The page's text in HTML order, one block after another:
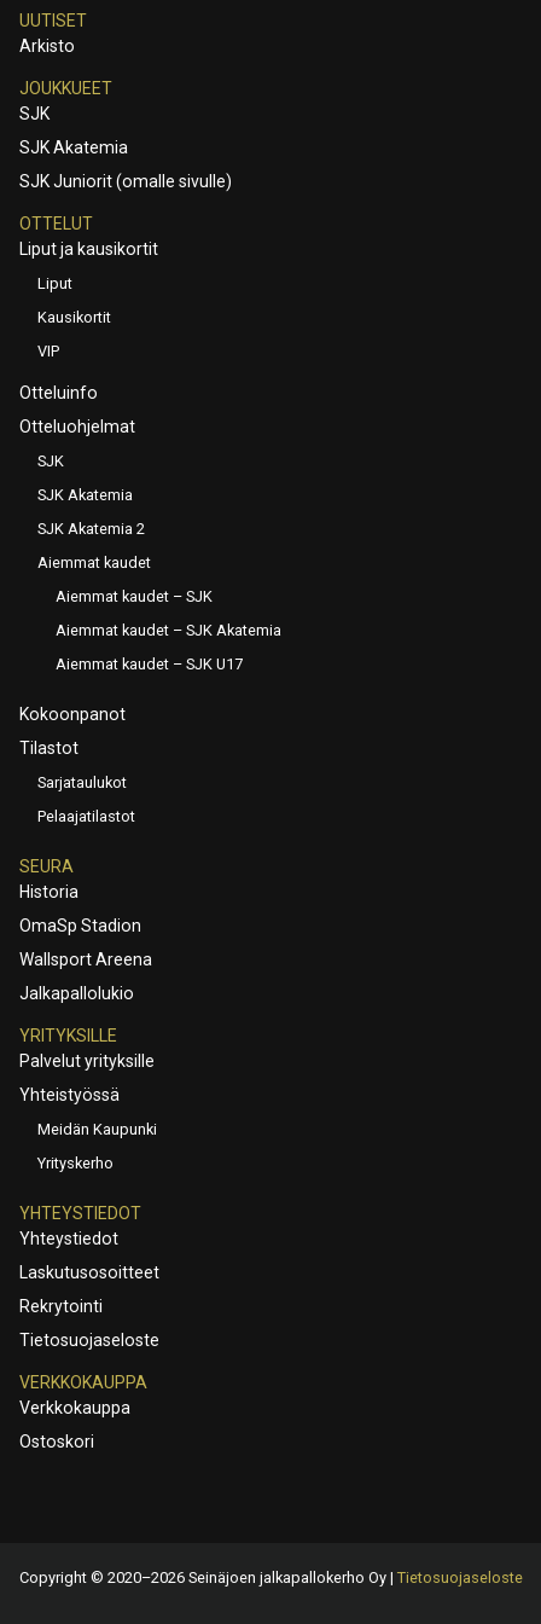
UUTISET
Arkisto
JOUKKUEET
SJK
SJK Akatemia
SJK Juniorit (omalle sivulle)
OTTELUT
Liput ja kausikortit
Liput
Kausikortit
VIP
Otteluinfo
Otteluohjelmat
SJK
SJK Akatemia
SJK Akatemia 2
Aiemmat kaudet
Aiemmat kaudet – SJK
Aiemmat kaudet – SJK Akatemia
Aiemmat kaudet – SJK U17
Kokoonpanot
Tilastot
Sarjataulukot
Pelaajatilastot
SEURA
Historia
OmaSp Stadion
Wallsport Areena
Jalkapallolukio
YRITYKSILLE
Palvelut yrityksille
Yhteistyössä
Meidän Kaupunki
Yrityskerho
YHTEYSTIEDOT
Yhteystiedot
Laskutusosoitteet
Rekrytointi
Tietosuojaseloste
VERKKOKAUPPA
Verkkokauppa
Ostoskori
Copyright © 2020–2026 Seinäjoen jalkapallokerho Oy | Tietosuojaseloste